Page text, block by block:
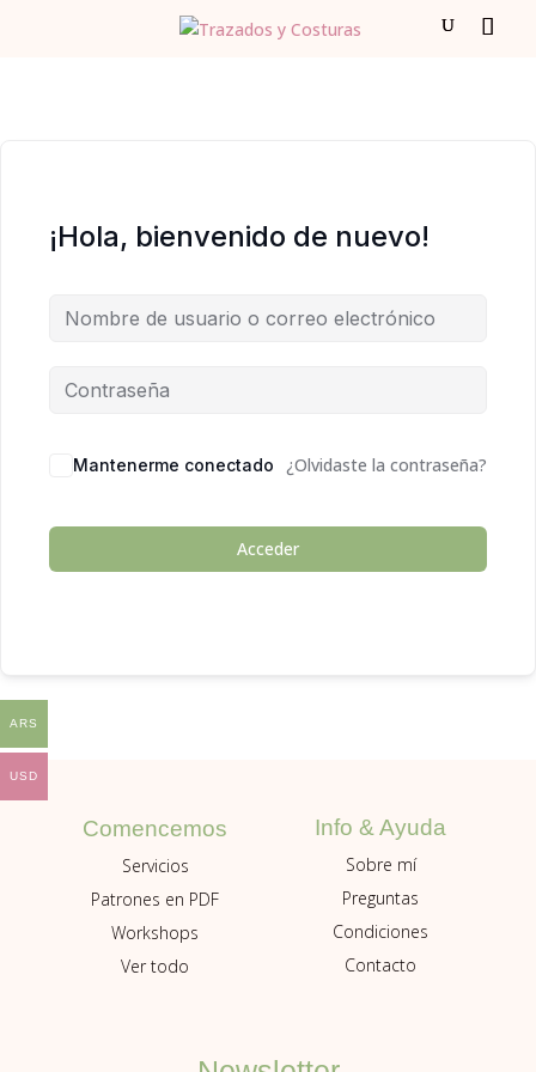
¡Hola, bienvenido de nuevo!
Mantenerme conectado ¿Olvidaste la contraseña?
Acceder
Comencemos
Servicios
Patrones en PDF
Workshops
Ver todo
Info & Ayuda
Sobre mí
Preguntas
Condiciones
Contacto
ARS
USD